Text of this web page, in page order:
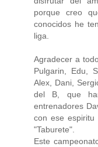
porque creo
conocidos he
liga.
Agradecer a
Pulgarin, Edu,
Alex, Dani,
del B, que
entrenadores
con ese
"Taburete".
Este